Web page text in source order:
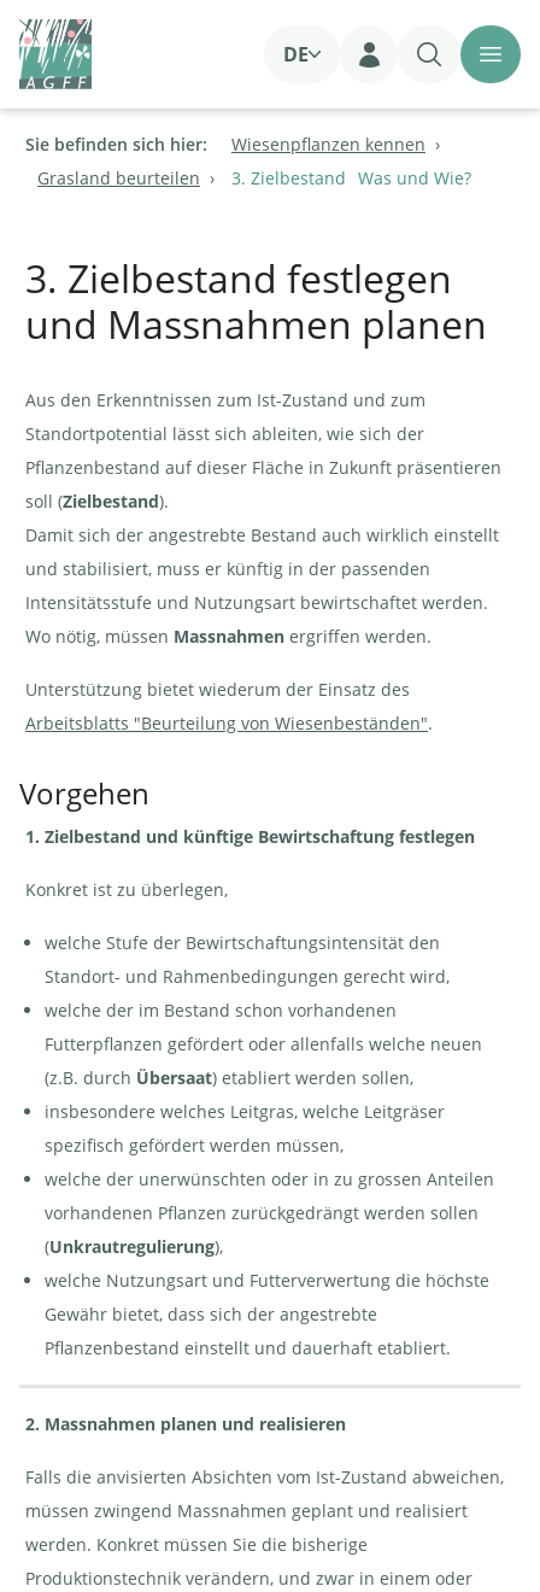
DE
Login
Sie befinden sich hier:
Wiesenpflanzen kennen
Grasland beurteilen
3. Zielbestand Was und Wie?
3. Zielbestand festlegen
und Massnahmen planen
Aus den Erkenntnissen zum Ist-Zustand und zum
Standortpotential lässt sich ableiten, wie sich der
Pflanzenbestand auf dieser Fläche in Zukunft präsentieren
soll (Zielbestand).
Damit sich der angestrebte Bestand auch wirklich einstellt
und stabilisiert, muss er künftig in der passenden
Intensitätsstufe und Nutzungsart bewirtschaftet werden.
Wo nötig, müssen Massnahmen ergriffen werden.
Unterstützung bietet wiederum der Einsatz des
Arbeitsblatts "Beurteilung von Wiesenbeständen".
Vorgehen
1. Zielbestand und künftige Bewirtschaftung festlegen
Konkret ist zu überlegen,
welche Stufe der Bewirtschaftungsintensität den
Standort- und Rahmenbedingungen gerecht wird,
welche der im Bestand schon vorhandenen
Futterpflanzen gefördert oder allenfalls welche neuen
(z.B. durch Übersaat) etabliert werden sollen,
insbesondere welches Leitgras, welche Leitgräser
spezifisch gefördert werden müssen,
welche der unerwünschten oder in zu grossen Anteilen
vorhandenen Pflanzen zurückgedrängt werden sollen
(Unkrautregulierung),
welche Nutzungsart und Futterverwertung die höchste
Gewähr bietet, dass sich der angestrebte
Pflanzenbestand einstellt und dauerhaft etabliert.
2. Massnahmen planen und realisieren
Falls die anvisierten Absichten vom Ist-Zustand abweichen,
müssen zwingend Massnahmen geplant und realisiert
werden. Konkret müssen Sie die bisherige
Produktionstechnik verändern, und zwar in einem oder